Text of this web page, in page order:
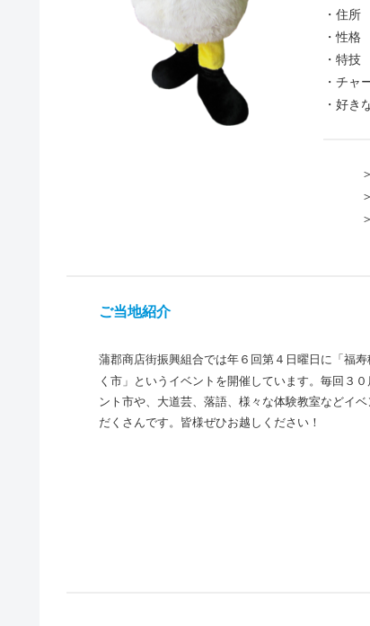
・住
・性
・特
・チ
・好き
＞
＞ 出
＞ 誕
ご当地紹介
蒲郡商店街振興組合では年６回第４日曜日に「福
く市」というイベントを開催しています。毎回３
ント市や、大道芸、落語、様々な体験教室などイベ
だくさんです。皆様ぜひお越しください！